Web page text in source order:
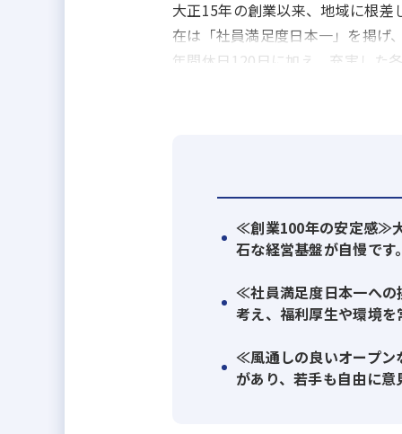
大正15年の創業以来、地域に根
在は「社員満足度日本一」を掲げ
年間休日120日に加え、充実した
≪創業100年の安定感≫
石な経営基盤が自慢です
≪社員満足度日本一へ
考え、福利厚生や環境を
≪風通しの良いオープ
があり、若手も自由に